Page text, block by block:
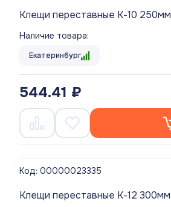
Клещи переставные К-10 250мм
Наличие товара:
Екатеринбург
544.41 ₽
Код: 00000023335
Клещи переставные К-12 300мм